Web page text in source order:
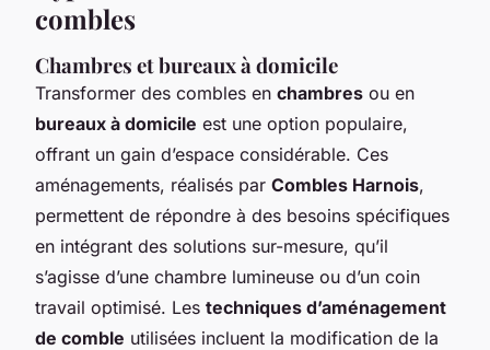
combles
Chambres et bureaux à domicile
Transformer des combles en chambres ou en
bureaux à domicile est une option populaire,
offrant un gain d’espace considérable. Ces
aménagements, réalisés par Combles Harnois,
permettent de répondre à des besoins spécifiques
en intégrant des solutions sur-mesure, qu’il
s’agisse d’une chambre lumineuse ou d’un coin
travail optimisé. Les techniques d’aménagement
de comble utilisées incluent la modification de la